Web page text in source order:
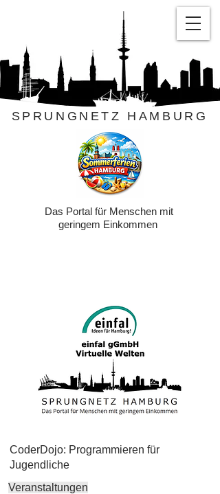
SPRUNGNETZ HAMBURG
Das Portal für Menschen mit
geringem Einkommen
CoderDojo: Programmieren für
Jugendliche
Veranstaltungen